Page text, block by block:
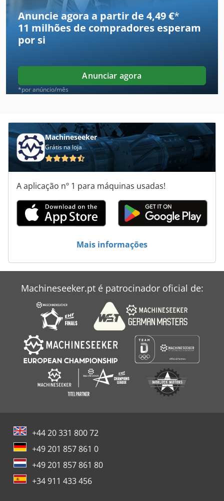
Folha Trapezoidal
Folha Vac
Frm D Midi
Haco Erm
Hbm 480
Heesemann Mfa 6
Heller Bea 07
Hfs 6
Hhs
Hinkel Maschine
Indigo Press Digital
Makino A 77
Rehm Rp 462
Anuncie agora a partir de 4,49 €*
11 milhões de compradores esperam
por si
Anunciar agora
*por anúncio/mês
Machineseeker
Grátis na loja
A aplicação nº 1 para máquinas usadas!
Mais informações
Machineseeker.pt é patrocinador oficial de:
+44 20 331 800 72
+49 201 857 861 0
+49 201 857 861 80
+34 911 433 456